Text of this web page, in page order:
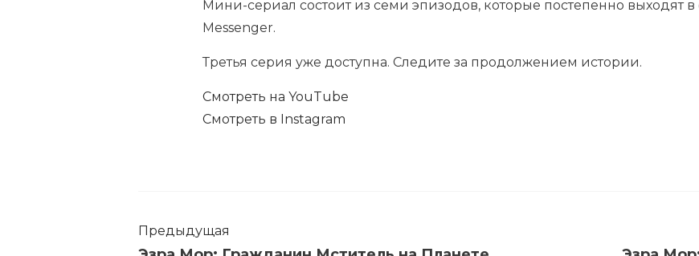
Мини-сериал состоит из семи эпизодов, которые постепенно выходят
Messenger.
Третья серия уже доступна. Следите за продолжением истории.
Смотреть на YouTube
Смотреть в Instagram
Предыдущая